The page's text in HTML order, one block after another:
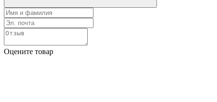
Оцените товар